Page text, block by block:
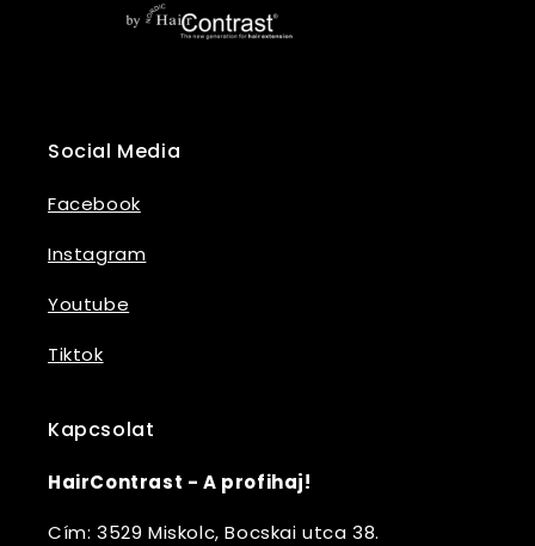
Social Media
Facebook
Instagram
Youtube
Tiktok
Kapcsolat
HairContrast - A profihaj!
Cím: 3529 Miskolc, Bocskai utca 38.